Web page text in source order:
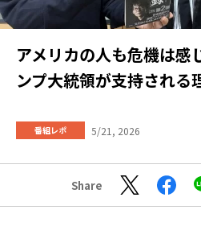
アメリカの人も危機は感
ンプ大統領が支持される
番組レポ 5/21, 2026
Share